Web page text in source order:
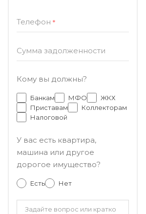
Телефон *
Сумма задолженности
Кому вы должны?
Банкам МФО
ЖКХ
Приставам
Коллекторам
Налоговой
У вас есть квартира,
машина или другое
дорогое имущество?
Есть Нет